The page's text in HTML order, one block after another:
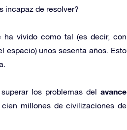
incapaz de resolver?
ha vivido como tal (es decir, con
espacio) unos sesenta años. Esto
los problemas del avance
millones de civilizaciones de